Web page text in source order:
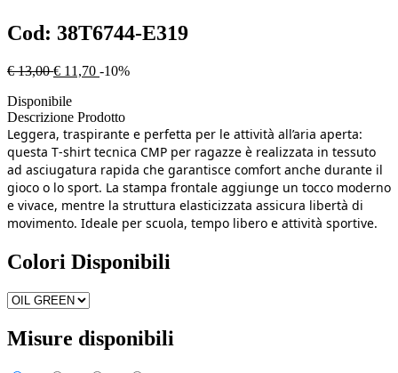
Cod: 38T6744-E319
€ 13,00 € 11,70 -10%
Disponibile
Descrizione Prodotto
Leggera, traspirante e perfetta per le attività all’aria aperta:
questa T‑shirt tecnica CMP per ragazze è realizzata in tessuto
ad asciugatura rapida che garantisce comfort anche durante il
gioco o lo sport. La stampa frontale aggiunge un tocco moderno
e vivace, mentre la struttura elasticizzata assicura libertà di
movimento. Ideale per scuola, tempo libero e attività sportive.
Colori Disponibili
Misure disponibili